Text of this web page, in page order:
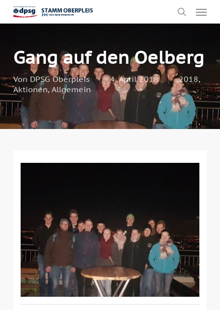
Skip
main
search
Gang auf den Oelberg
Von DPSG Oberpleis 4. April 2018 2018,
Aktionen, Allgemein